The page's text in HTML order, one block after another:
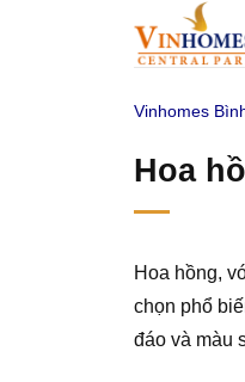
Vinhomes
Hoa
Hoa hồng,
chọn phổ
đáo và màu